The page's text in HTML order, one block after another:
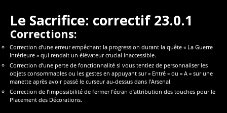
Le Sacrifice: correctif 23.0.1
Corrections:
Correction d’une erreur empêchant la progression durant la quête « La Guerre
Intérieure » qui rendait un élévateur crucial inaccessible.
Correction d’une perte de fonctionnalité si vous tentiez de personnaliser les
objets consommables ou les gestes en appuyant sur « Entré » ou « A » sur une
manette après avoir passé le curseur au-dessus dans l’Arsenal.
Correction de l’impossibilité de fermer l’écran d’attribution des touches pour le
Placement des Décorations.